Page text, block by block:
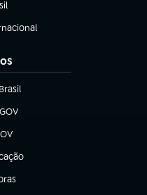
nova aba)
aba)
aba)
aba)
nova aba)
aba)
aba)